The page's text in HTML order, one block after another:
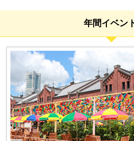
年間イベン